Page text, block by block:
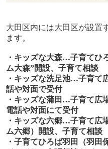
大田区内には大田区が設置
ます。
・キッズな大森…子育てひ
ム大森”開設、子育て相談
・キッズな洗足池…子育て
話や対面で受付
・キッズな蒲田…子育て広
電話や対面にて受付
・キッズな六郷…子育て広
ム六郷）開設、子育て相談
・子育てひろば羽田（羽